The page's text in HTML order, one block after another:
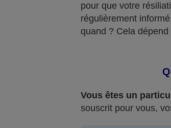
pour que votre
régulièrement
quand ? Cela
Vous êtes un
souscrit pour vous,